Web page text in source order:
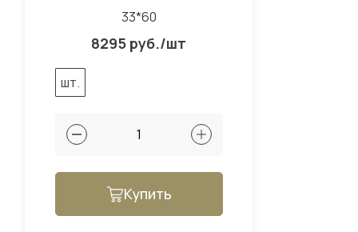
33*60
8295 руб./шт
шт.
Купить